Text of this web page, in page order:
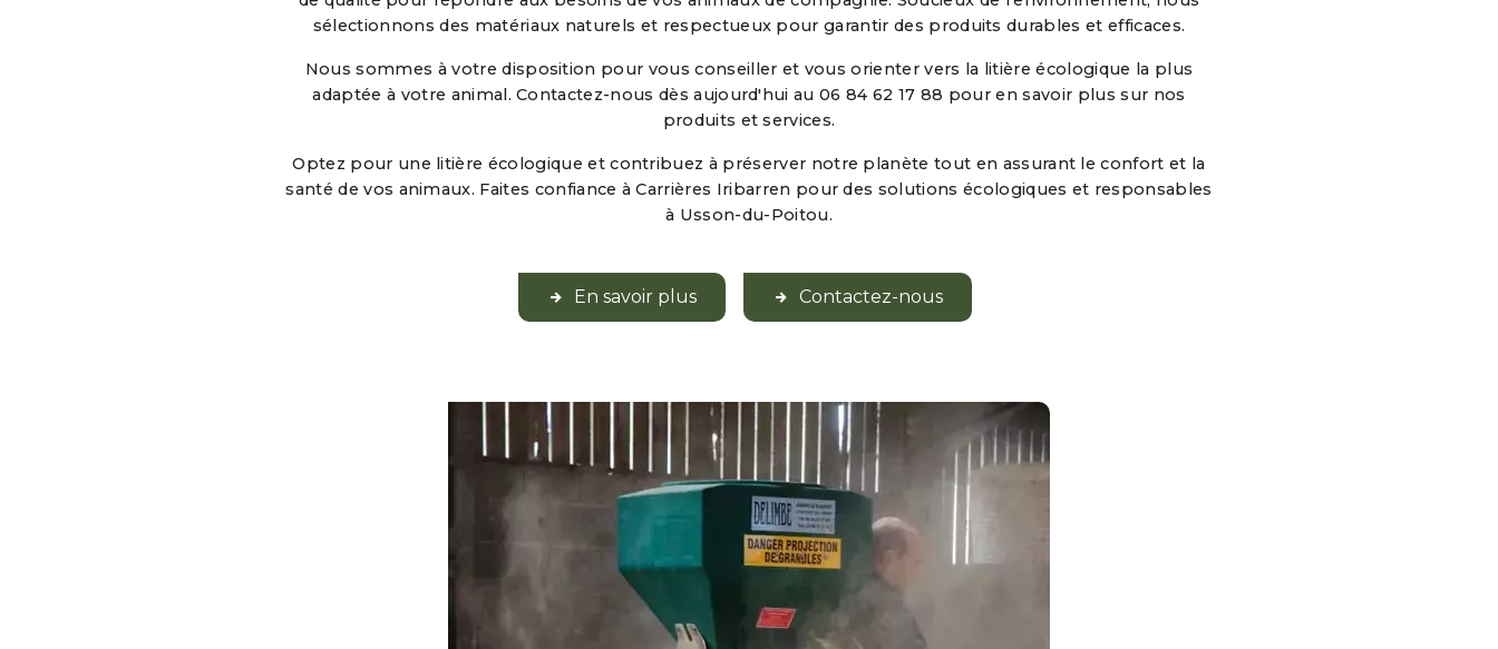
sélectionnons des matériaux naturels et respectueux pour garantir des produits durables et efficaces.
Nous sommes à votre disposition pour vous conseiller et vous orienter vers la litière écologique la plus
adaptée à votre animal. Contactez-nous dès aujourd'hui au 06 84 62 17 88 pour en savoir plus sur nos
produits et services.
Optez pour une litière écologique et contribuez à préserver notre planète tout en assurant le confort et la
santé de vos animaux. Faites confiance à Carrières Iribarren pour des solutions écologiques et responsables
à Usson-du-Poitou.
En savoir plus Contactez-nous